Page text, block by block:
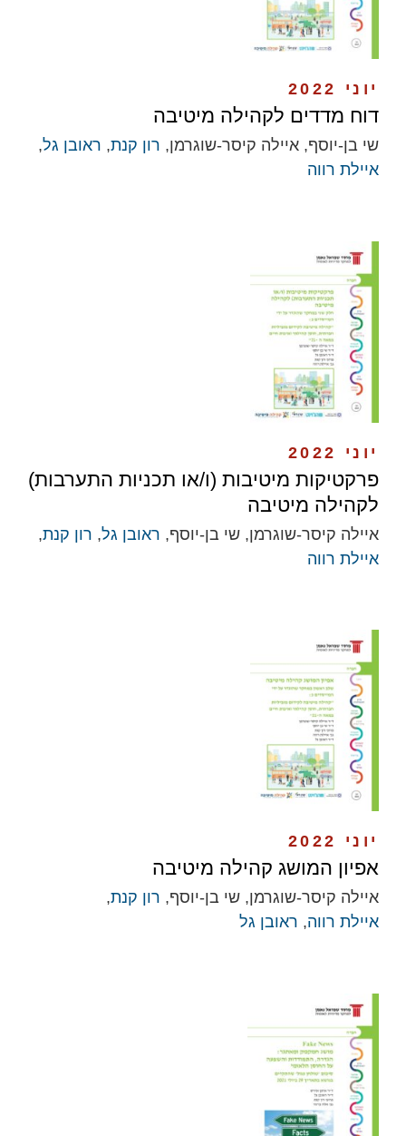
יוני 2022
דוח מדדים לקהילה מיטיבה
שי בן-יוסף, איילה קיסר-שוגרמן, רון קנת, ראובן גל,
איילת רווה
יוני 2022
פרקטיקות מיטיבות (ו/או תכניות התערבות)
לקהילה מיטיבה
איילה קיסר-שוגרמן, שי בן-יוסף, ראובן גל, רון קנת,
איילת רווה
יוני 2022
אפיון המושג קהילה מיטיבה
איילה קיסר-שוגרמן, שי בן-יוסף, רון קנת,
איילת רווה, ראובן גל